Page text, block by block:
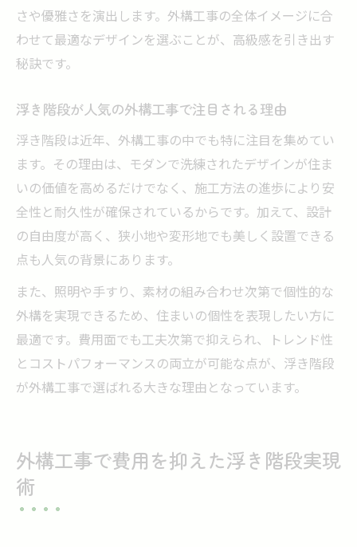
さや優雅さを演出します。外構工事の全体イメージに合
わせて最適なデザインを選ぶことが、高級感を引き出す
秘訣です。
浮き階段が人気の外構工事で注目される理由
浮き階段は近年、外構工事の中でも特に注目を集めてい
ます。その理由は、モダンで洗練されたデザインが住ま
いの価値を高めるだけでなく、施工方法の進歩により安
全性と耐久性が確保されているからです。加えて、設計
の自由度が高く、狭小地や変形地でも美しく設置できる
点も人気の背景にあります。
また、照明や手すり、素材の組み合わせ次第で個性的な
外構を実現できるため、住まいの個性を表現したい方に
最適です。費用面でも工夫次第で抑えられ、トレンド性
とコストパフォーマンスの両立が可能な点が、浮き階段
が外構工事で選ばれる大きな理由となっています。
外構工事で費用を抑えた浮き階段実現
術